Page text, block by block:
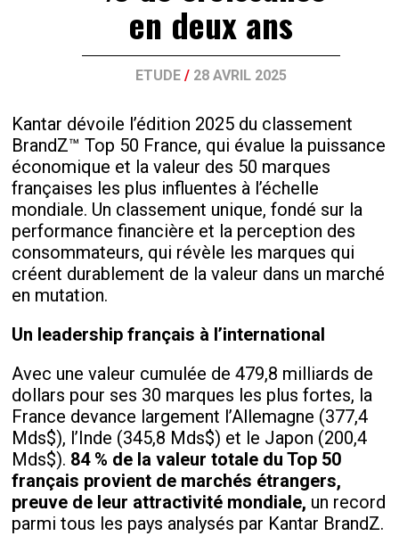
en deux ans
ETUDE/ 28 AVRIL 2025
Kantar dévoile l’édition 2025 du classement
BrandZ™ Top 50 France, qui évalue la puissance
économique et la valeur des 50 marques
françaises les plus influentes à l’échelle
mondiale. Un classement unique, fondé sur la
performance financière et la perception des
consommateurs, qui révèle les marques qui
créent durablement de la valeur dans un marché
en mutation.
Un leadership français à l’international
Avec une valeur cumulée de 479,8 milliards de
dollars pour ses 30 marques les plus fortes, la
France devance largement l’Allemagne (377,4
Mds$), l’Inde (345,8 Mds$) et le Japon (200,4
Mds$). 84 % de la valeur totale du Top 50
français provient de marchés étrangers,
preuve de leur attractivité mondiale, un record
parmi tous les pays analysés par Kantar BrandZ.